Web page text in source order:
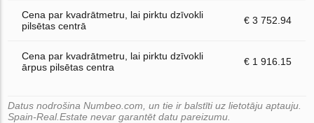
Cena par kvadrātmetru, lai pirktu dzīvokli
pilsētas centrā
€ 3 752.94
Cena par kvadrātmetru, lai pirktu dzīvokli
ārpus pilsētas centra
€ 1 916.15
Datus nodrošina Numbeo.com, un tie ir balstīti uz lietotāju aptauju.
Spain-Real.Estate nevar garantēt datu pareizumu.